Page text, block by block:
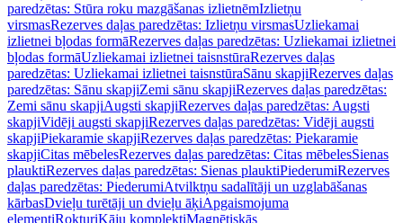
paredzētas: Stūra roku mazgāšanas izlietnēmIzlietņu
virsmasRezerves daļas paredzētas: Izlietņu virsmasUzliekamai
izlietnei bļodas formāRezerves daļas paredzētas: Uzliekamai izlietnei
bļodas formāUzliekamai izlietnei taisnstūraRezerves daļas
paredzētas: Uzliekamai izlietnei taisnstūraSānu skapjiRezerves daļas
paredzētas: Sānu skapjiZemi sānu skapjiRezerves daļas paredzētas:
Zemi sānu skapjiAugsti skapjiRezerves daļas paredzētas: Augsti
skapjiVidēji augsti skapjiRezerves daļas paredzētas: Vidēji augsti
skapjiPiekaramie skapjiRezerves daļas paredzētas: Piekaramie
skapjiCitas mēbelesRezerves daļas paredzētas: Citas mēbelesSienas
plauktiRezerves daļas paredzētas: Sienas plauktiPiederumiRezerves
daļas paredzētas: PiederumiAtvilktņu sadalītāji un uzglabāšanas
kārbasDvieļu turētāji un dvieļu āķiApgaismojuma
elementiRokturiKāju komplektiMagnētiskās